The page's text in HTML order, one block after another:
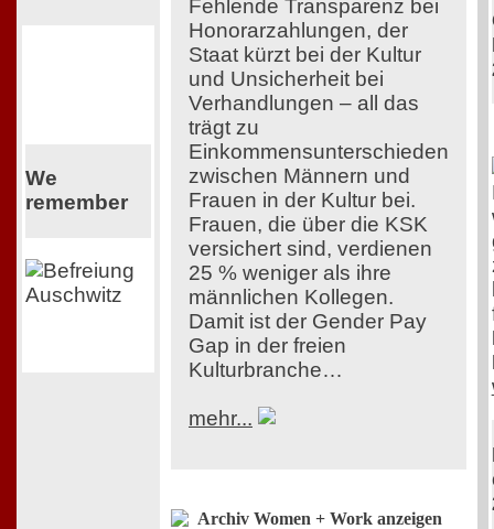
We
remember
Fehlende Transparenz bei
Honorarzahlungen, der
Staat kürzt bei der Kultur
und Unsicherheit bei
Verhandlungen – all das
trägt zu
Einkommensunterschieden
zwischen Männern und
Frauen in der Kultur bei.
Frauen, die über die KSK
versichert sind, verdienen
25 % weniger als ihre
männlichen Kollegen.
Damit ist der Gender Pay
Gap in der freien
Kulturbranche…
mehr...
Archiv Women + Work anzeigen